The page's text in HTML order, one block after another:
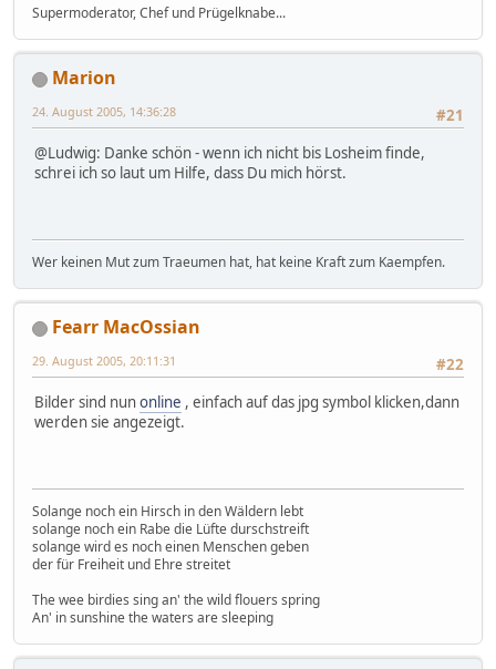
Supermoderator, Chef und Prügelknabe...
Marion
#21
24. August 2005, 14:36:28
@Ludwig: Danke schön - wenn ich nicht bis Losheim finde,
schrei ich so laut um Hilfe, dass Du mich hörst.
Wer keinen Mut zum Traeumen hat, hat keine Kraft zum Kaempfen.
Fearr MacOssian
#22
29. August 2005, 20:11:31
Bilder sind nunonline , einfach auf das jpg symbol klicken,dann
werden sie angezeigt.
Solange noch ein Hirsch in den Wäldern lebt
solange noch ein Rabe die Lüfte durschstreift
solange wird es noch einen Menschen geben
der für Freiheit und Ehre streitet
The wee birdies sing an' the wild flouers spring
An' in sunshine the waters are sleeping